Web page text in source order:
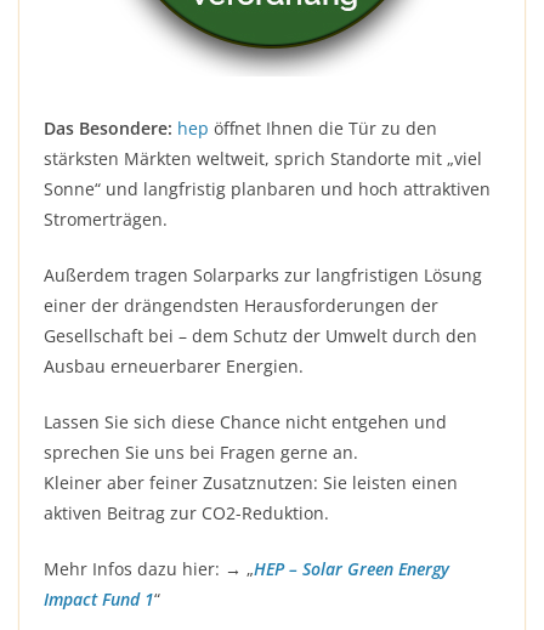
Das Besondere: hep öffnet Ihnen die Tür zu den
stärksten Märkten weltweit, sprich Standorte mit „viel
Sonne“ und langfristig planbaren und hoch attraktiven
Stromerträgen.
Außerdem tragen Solarparks zur langfristigen Lösung
einer der drängendsten Herausforderungen der
Gesellschaft bei – dem Schutz der Umwelt durch den
Ausbau erneuerbarer Energien.
Lassen Sie sich diese Chance nicht entgehen und
sprechen Sie uns bei Fragen gerne an.
Kleiner aber feiner Zusatznutzen: Sie leisten einen
aktiven Beitrag zur CO2-Reduktion.
Mehr Infos dazu hier: → „HEP – Solar Green Energy
Impact Fund 1“